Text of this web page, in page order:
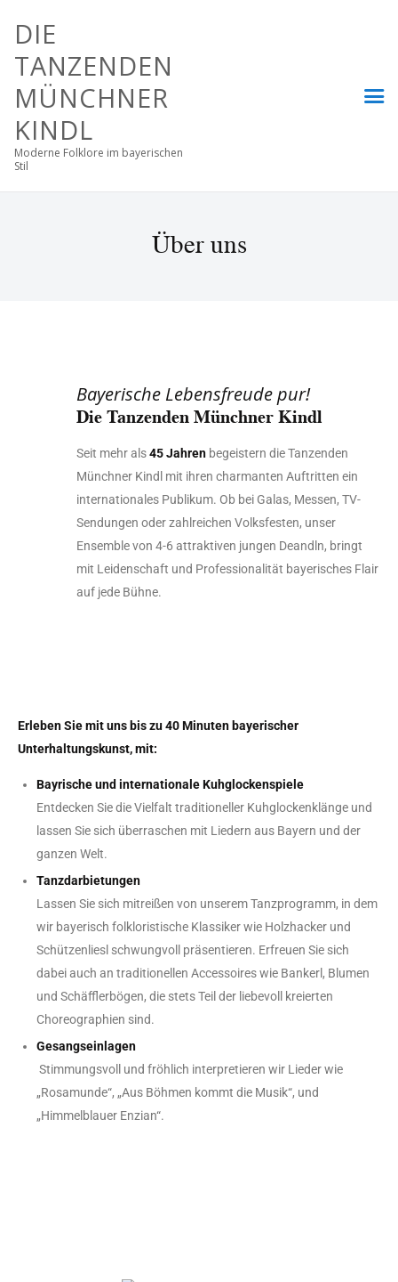
DIE
TANZENDEN
MÜNCHNER
KINDL
Moderne Folklore im bayerischen
Stil
Über uns
Bayerische Lebensfreude pur!
Die Tanzenden Münchner Kindl
Seit mehr als45 Jahren begeistern die Tanzenden
Münchner Kindl mit ihren charmanten Auftritten ein
internationales Publikum. Ob bei Galas, Messen, TV-
Sendungen oder zahlreichen Volksfesten, unser
Ensemble von 4-6 attraktiven jungen Deandln, bringt
mit Leidenschaft und Professionalität bayerisches Flair
auf jede Bühne.
Erleben Sie mit uns bis zu 40 Minuten bayerischer
Unterhaltungskunst, mit:
Bayrische und internationale Kuhglockenspiele
Entdecken Sie die Vielfalt traditioneller Kuhglockenklänge und
lassen Sie sich überraschen mit Liedern aus Bayern und der
ganzen Welt.
Tanzdarbietungen
Lassen Sie sich mitreißen von unserem Tanzprogramm, in dem
wir bayerisch folkloristische Klassiker wie Holzhacker und
Schützenliesl schwungvoll präsentieren. Erfreuen Sie sich
dabei auch an traditionellen Accessoires wie Bankerl, Blumen
und Schäfflerbögen, die stets Teil der liebevoll kreierten
Choreographien sind.
Gesangseinlagen
Stimmungsvoll und fröhlich interpretieren wir Lieder wie
„Rosamunde“, „Aus Böhmen kommt die Musik“, und
„Himmelblauer Enzian“.